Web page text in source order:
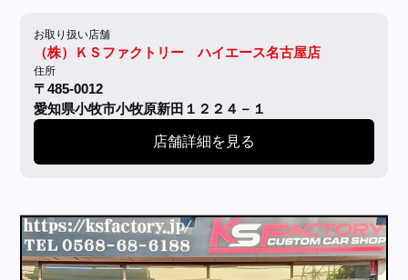
お取り扱い店舗
（株）ＫＳファクトリー ハイエース名古屋店
住所
〒485-0012
愛知県小牧市小牧原新田１２２４－１
店舗詳細を見る